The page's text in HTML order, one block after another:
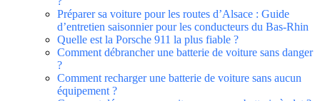
Préparer sa voiture pour les routes d’Alsace : Guide
d’entretien saisonnier pour les conducteurs du Bas-Rhin
Quelle est la Porsche 911 la plus fiable ?
Comment débrancher une batterie de voiture sans danger
?
Comment recharger une batterie de voiture sans aucun
équipement ?